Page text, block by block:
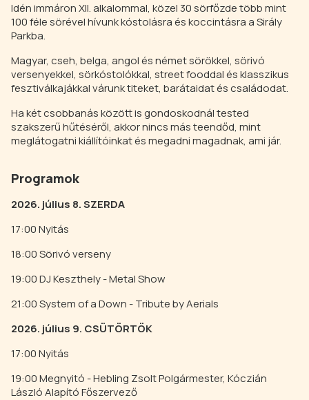
Idén immáron XII. alkalommal, közel 30 sörfőzde több mint
100 féle sörével hívunk kóstolásra és koccintásra a Sirály
Parkba.
Magyar, cseh, belga, angol és német sörökkel, sörivó
versenyekkel, sörkóstolókkal, street fooddal és klasszikus
fesztiválkajákkal várunk titeket, barátaidat és családodat.
Ha két csobbanás között is gondoskodnál tested
szakszerű hűtéséről, akkor nincs más teendőd, mint
meglátogatni kiállítóinkat és megadni magadnak, ami jár.
Programok
2026. július 8. SZERDA
17:00 Nyitás
18:00 Sörivó verseny
19:00 DJ Keszthely - Metal Show
21:00 System of a Down - Tribute by Aerials
2026. július 9. CSÜTÖRTÖK
17:00 Nyitás
19:00 Megnyitó - Hebling Zsolt Polgármester, Kóczián
László Alapító Főszervező